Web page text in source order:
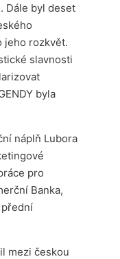
Dále byl deset
jeho rozkvět.
slavnosti
byla
náplň Lubora
pro
Banka,
přední
mezi českou